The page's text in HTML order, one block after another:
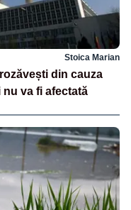
Stoica Marian
din cauza
va fi afectată